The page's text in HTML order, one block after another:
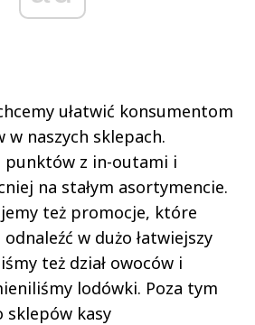
ułatwić konsumentom
naszych sklepach.
punktów z in-outami i
na stałym asortymencie.
też promocje, które
w dużo łatwiejszy
też dział owoców i
lodówki. Poza tym
sklepów kasy